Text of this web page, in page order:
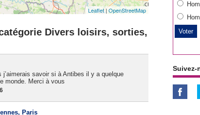
Leaflet|OpenStreetMap
Divers loisirs, sorties,
savoir si à Antibes il y a quelque
monde. Merci à vous
Paris
Suivez-